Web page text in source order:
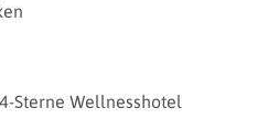
Sterne Wellnesshotel